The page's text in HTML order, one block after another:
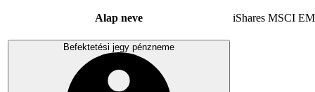
Alap neve iShares MSCI EM
Befektetési jegy pénzneme